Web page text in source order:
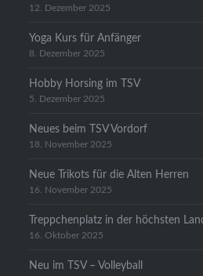
12. Dezember 2025
Yoga Kurs für Anfänger
8. Dezember 2025
Hobby Horsing im TSV
5. Dezember 2025
Neues beim TSV Vordorf
18. November 2025
Neue Trikots für die Alten Herren
16. November 2025
Treppchenplatz in der höchsten
16. Oktober 2025
Neu im TSV – Volleyball